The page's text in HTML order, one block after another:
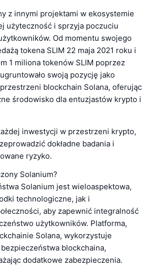
z innymi projektami w ekosystemie
użyteczność i sprzyja poczuciu
Od momentu swojego
tokena SLIM 22 maja 2021 roku i
1 miliona tokenów SLIM poprzez
swoją pozycję jako
blockchain Solana, oferując
środowisko dla entuzjastów krypto i
inwestycji w przestrzeni krypto,
dokładne badania i
ryzyko.
Solanium?
Solanium jest wieloaspektowa,
technologiczne, jak i
aby zapewnić integralność
użytkowników. Platforma,
Solana, wykorzystuje
blockchaina,
dodatkowe zabezpieczenia.